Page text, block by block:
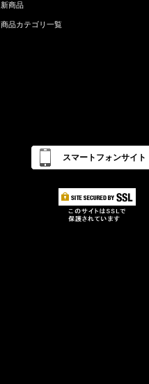
新商品
商品カテゴリ一覧
スマートフォンサイト